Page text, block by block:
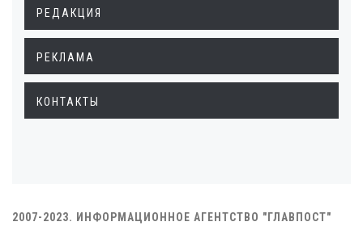
РЕДАКЦИЯ
РЕКЛАМА
КОНТАКТЫ
2007-2023. ИНФОРМАЦИОННОЕ АГЕНТСТВО "ГЛАВПОСТ"